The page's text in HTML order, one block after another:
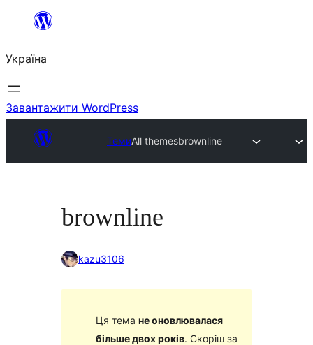
Перейти
вмісту
Україна
Завантажити WordPress
ТемиAll themesbrownline
brownline
kazu3106
Ця тема не оновлювалася
більше двох років. Скоріш за